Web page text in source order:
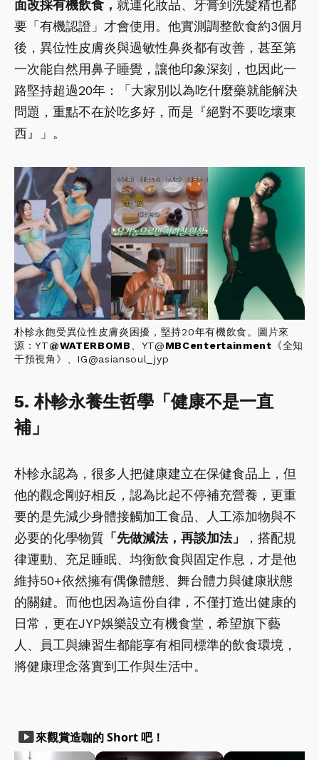
面改採有機飲食， 就連化妝品、牙膏到洗髮精也都
要「有機認證」才會使用。他實測調整飲食約3個月
後，異位性皮膚炎與過敏性鼻炎都有改善，甚至第
一次能自然用鼻子睡覺，讓他印象深刻，也因此一
路堅持超過20年：「大家別以為吃什麼藥就能解決
問題，重點不在於吃多好，而是『絕對不要吃壞東
西』」。
朴軫永飽受異位性皮膚炎困擾，堅持20年有機飲食。圖片來
源：YT@WATERBOMB 、YT@MBCentertainment 《全知
干預視角》、IG@asiansoul_jyp
5. 朴軫永養生哲學「健康不是一直
補」
朴軫永認為，很多人把健康建立在保健食品上，但
他的觀念剛好相反，認為比起不停補充營養，更重
要的是先減少身體接觸加工食品、人工添加物與不
必要的化學物質 「先做減法，再談加法」
，搭配規
律運動、充足睡眠、均衡飲食與固定作息，才是他
維持50+依然擁有偶像體態、舞台體力與健康狀態
的關鍵。而他也因為這份自律，不僅打造出健康的
日常，更在JYP娛樂設立有機食堂，希望旗下藝
人、員工與練習生都能享有相同標準的飲食環境，
將健康理念落實到工作與生活中。
smart_display來觀賞造咖的 Short 吧！